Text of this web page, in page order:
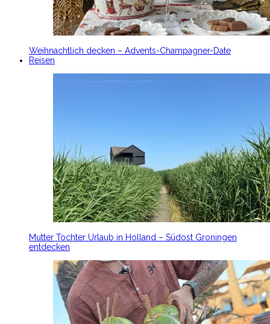
Weihnachtlich decken – Advents-Champagner-Date
Reisen
Mutter Tochter Urlaub in Holland – Südost Groningen
entdecken